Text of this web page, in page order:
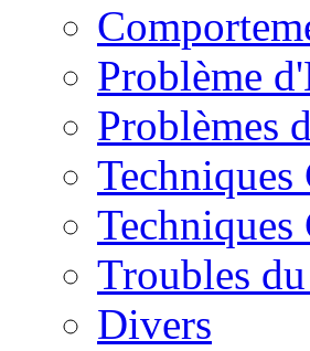
Problème
Problèmes
Techniques
Techniques
Troubles
Divers